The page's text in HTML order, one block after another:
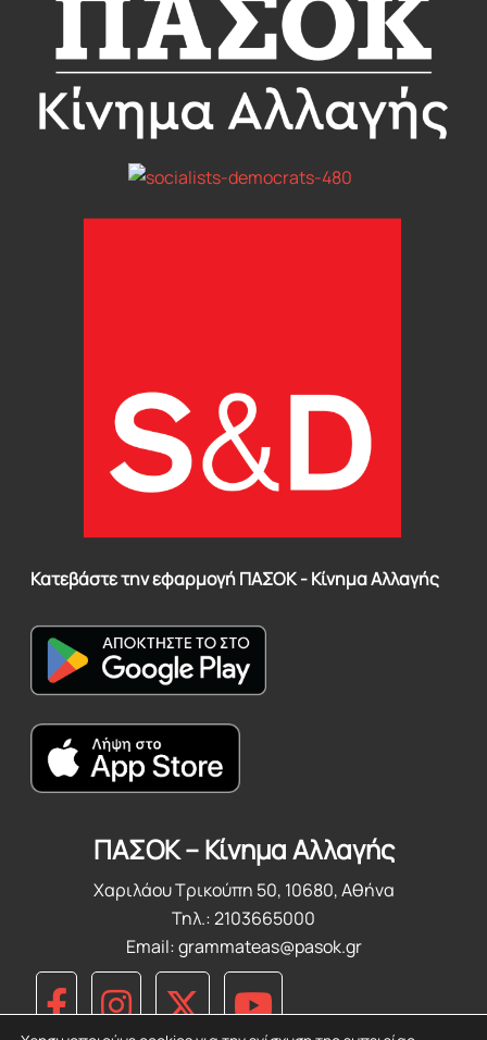
Κατεβάστε την εφαρμογή ΠΑΣΟΚ - Κίνημα Αλλαγής
ΠΑΣΟΚ – Κίνημα Αλλαγής
Χαριλάου Τρικούπη 50, 10680, Αθήνα
Τηλ.: 2103665000
Email:grammateas@pasok.gr